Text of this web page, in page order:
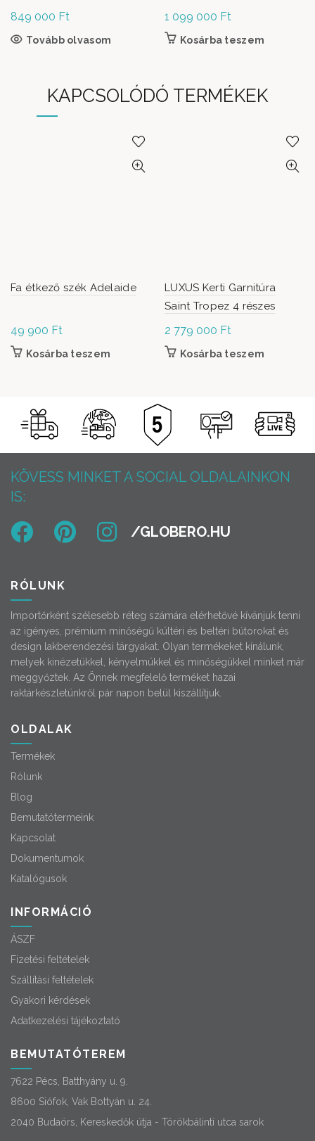
849 000 Ft
Tovább olvasom
1 099 000 Ft
Kosárba teszem
KAPCSOLÓDÓ TERMÉKEK
Fa étkező szék Adelaide
49 900 Ft
Kosárba teszem
LUXUS Kerti Garnitúra
Saint Tropez 4 részes
2 779 000 Ft
Kosárba teszem
KÖVESS MINKET A SOCIAL OLDALAINKON
IS:
RÓLUNK
Importőrként szélesebb réteg számára elérhetővé kívánjuk tenni
az igényes, prémium minőségű kültéri és beltéri bútorokat és
design lakberendezési tárgyakat. Olyan termékeket kínálunk,
melyek kinézetükkel, kényelmükkel és minőségükkel minket már
meggyőztek. Az Önnek megfelelő terméket hazai
raktárkészletünkről pár napon belül kiszállítjuk.
OLDALAK
Termékek
Rólunk
Blog
Bemutatótermeink
Kapcsolat
Dokumentumok
Katalógusok
INFORMÁCIÓ
ÁSZF
Fizetési feltételek
Szállítási feltételek
Gyakori kérdések
Adatkezelési tájékoztató
BEMUTATÓTEREM
7622 Pécs, Batthyány u. 9.
8600 Siófok, Vak Bottyán u. 24.
2040 Budaörs, Kereskedők útja - Törökbálinti utca sarok